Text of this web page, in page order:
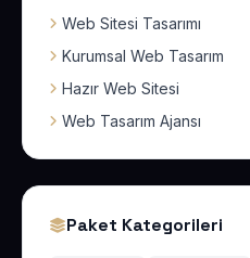
Web Sitesi Tasarımı
Kurumsal Web Tasarım
Hazır Web Sitesi
Web Tasarım Ajansı
Paket Kategorileri